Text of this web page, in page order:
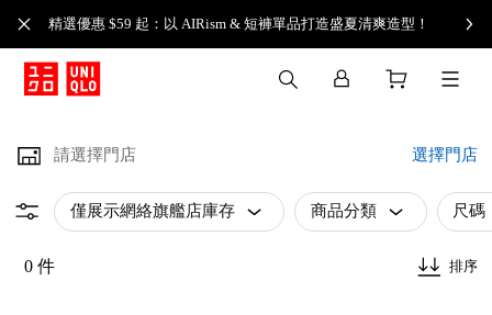
精選優惠 $59 起：以 AIRism & 短褲單品打造盛夏清爽造型！
請選擇門店 選擇門店
僅展示網絡旗艦店庫存 商品分類 尺碼
0 件 排序